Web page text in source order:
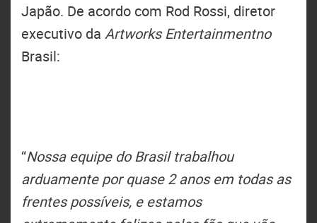
Japão. De acordo com Rod Rossi, diretor
executivo da Artworks Entertainmentno
Brasil:
“Nossa equipe do Brasil trabalhou
arduamente por quase 2 anos em todas as
frentes possíveis, e estamos